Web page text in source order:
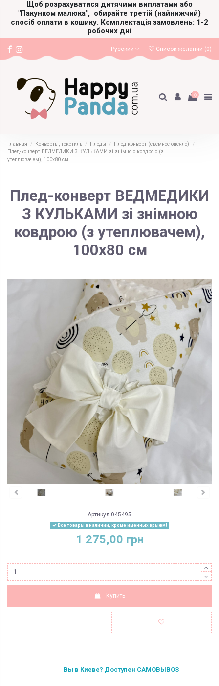
Щоб розрахуватися дитячими виплатами або
"Пакунком малюка", обирайте третій (найнижчий)
спосіб оплати в кошику. Комплектація замовлень: 1-2
робочих дні
Русский Список желаний (0)
0
Главная Конверты, текстиль Пледы
Плед-конверт (съёмное одеяло)
Плед-конверт ВЕДМЕДИКИ З КУЛЬКАМИ зі знімною ковдрою (з
утеплювачем), 100х80 см
Плед-конверт ВЕДМЕДИКИ
З КУЛЬКАМИ зі знімною
ковдрою (з утеплювачем),
100х80 см
Артикул 045495
Все товары в наличии, кроме именных крыжм!
1 275,00 грн
Купить
Вы в Киеве? Доступен САМОВЫВОЗ